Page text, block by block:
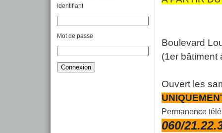
Identifiant
Mot de passe
Boulevard
(1er bâtiment
Ouvert les
Permanence
060/